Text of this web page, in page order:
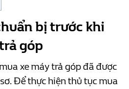
bị trước khi
góp
xe máy trả góp đã được
Để thực hiện thủ tục mua